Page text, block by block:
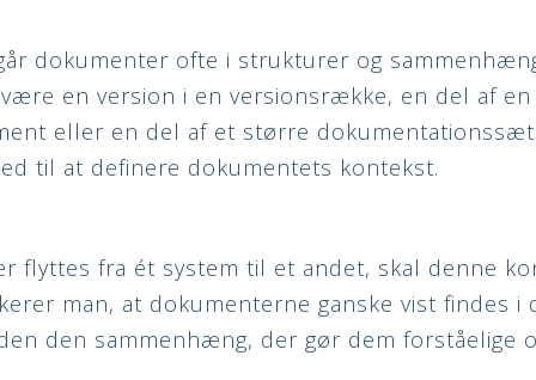
dokumenter ofte i strukturer og
en version i en versionsrække, en del af en
eller en del af et større
til at definere dokumentets kontekst.
flyttes fra ét system til et andet, skal denne
man, at dokumenterne ganske vist findes i
den sammenhæng, der gør dem forståelige